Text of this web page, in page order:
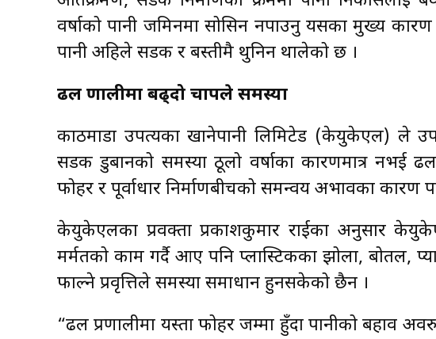
वर्षाको पानी जमिनमा सोसिन नपाउनु यसका मुख्य
पानी अहिले सडक र बस्तीमै थुनिन थालेको छ ।
ढल प्रणालीमा बढ्दो चापले समस्या
काठमाडौँ उपत्यका खानेपानी लिमिटेड (केयुकेएल) ले
सडक डुबानको समस्या ठूलो वर्षाका कारणमात्र नभई
फोहर र पूर्वाधार निर्माणबीचको समन्वय अभावका
केयुकेएलका प्रवक्ता प्रकाशकुमार राईका अनुसार
मर्मतको काम गर्दै आए पनि प्लास्टिकका झोला, बोतल,
फाल्ने प्रवृत्तिले समस्या समाधान हुनसकेको छैन ।
“ढल प्रणालीमा यस्ता फोहर जम्मा हुँदा पानीको बहाव